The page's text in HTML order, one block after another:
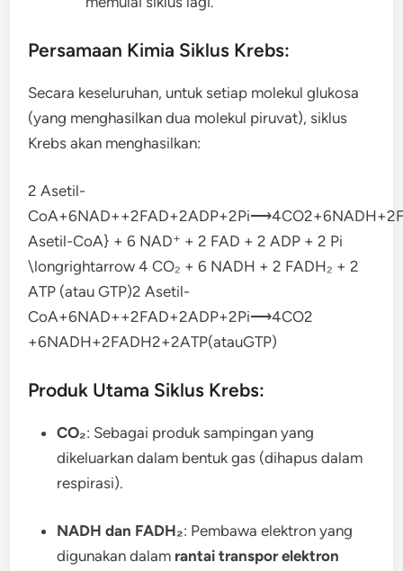
Persamaan Kimia Siklus Krebs:
Secara keseluruhan, untuk setiap molekul glukosa
(yang menghasilkan dua molekul piruvat), siklus
Krebs akan menghasilkan:
2 Asetil-
Asetil-CoA} + 6 NAD⁺ + 2 FAD + 2 ADP + 2 Pi
\longrightarrow 4 CO₂ + 6 NADH + 2 FADH₂ + 2
ATP (atau GTP)2 Asetil-
CoA+6NAD++2FAD+2ADP+2Pi⟶4CO2
+6NADH+2FADH2+2ATP(atauGTP)
Produk Utama Siklus Krebs:
CO₂: Sebagai produk sampingan yang
dikeluarkan dalam bentuk gas (dihapus dalam
respirasi).
NADH dan FADH₂: Pembawa elektron yang
digunakan dalam rantai transpor elektron